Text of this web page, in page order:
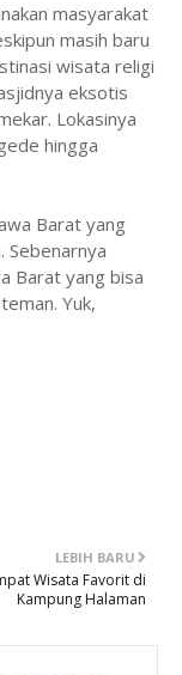
masyarakat
masih baru
wisata religi
eksotis
Lokasinya
hingga
Barat yang
Sebenarnya
Barat yang bisa
Yuk,
LEBIH BARU
Wisata Favorit di
Kampung Halaman